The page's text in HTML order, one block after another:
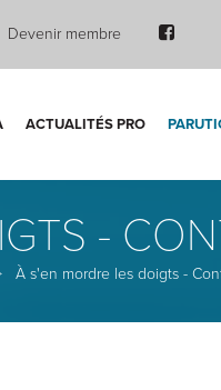
Devenir membre
ACTUALITÉS PRO
-
À s'en mordre les doigts -